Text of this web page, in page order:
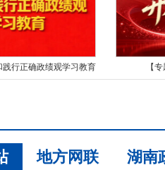
践行正确政绩观学习教育 【
地方网联 湖南